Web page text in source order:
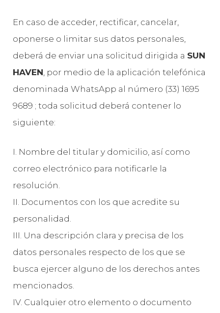
En caso de acceder, rectificar, cancelar,
oponerse o limitar sus datos personales,
deberá de enviar una solicitud dirigida a SUN
HAVEN, por medio de la aplicación telefónica
denominada WhatsApp al número (33) 1695
9689 ; toda solicitud deberá contener lo
siguiente:
I. Nombre del titular y domicilio, así como
correo electrónico para notificarle la
resolución.
II. Documentos con los que acredite su
personalidad.
III. Una descripción clara y precisa de los
datos personales respecto de los que se
busca ejercer alguno de los derechos antes
mencionados.
IV. Cualquier otro elemento o documento